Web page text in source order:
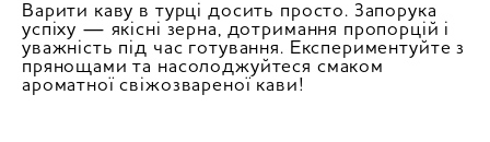
Варити каву в турці досить просто. Запорука
успіху — якісні зерна, дотримання пропорцій і
уважність під час готування. Експериментуйте з
прянощами та насолоджуйтеся смаком
ароматної свіжозвареної кави!